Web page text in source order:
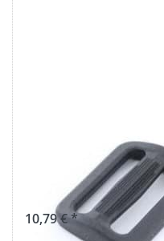
Nylon - 25mm
Durchlass - 50
Stück
10,79 € *